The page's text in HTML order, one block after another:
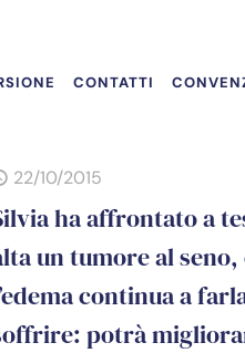
CONTATTI
22/10/2015
ha affrontato a
un tumore al
continua a
potrà